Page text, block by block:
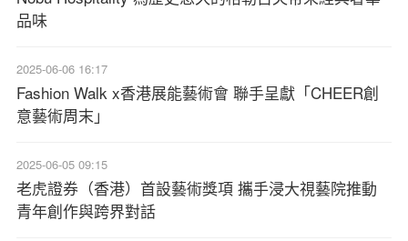
品味
2025-06-06 16:17
Fashion Walk x香港展能藝術會 聯手呈獻「CHEER創
意藝術周末」
2025-06-05 09:15
老虎證券（香港）首設藝術獎項 攜手浸大視藝院推動
青年創作與跨界對話